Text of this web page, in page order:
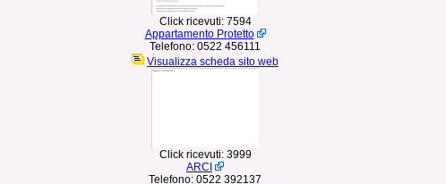
Click ricevuti: 7594
Appartamento Protetto
Telefono: 0522 456111
Visualizza scheda sito web
Click ricevuti: 3999
ARCI
Telefono: 0522 392137